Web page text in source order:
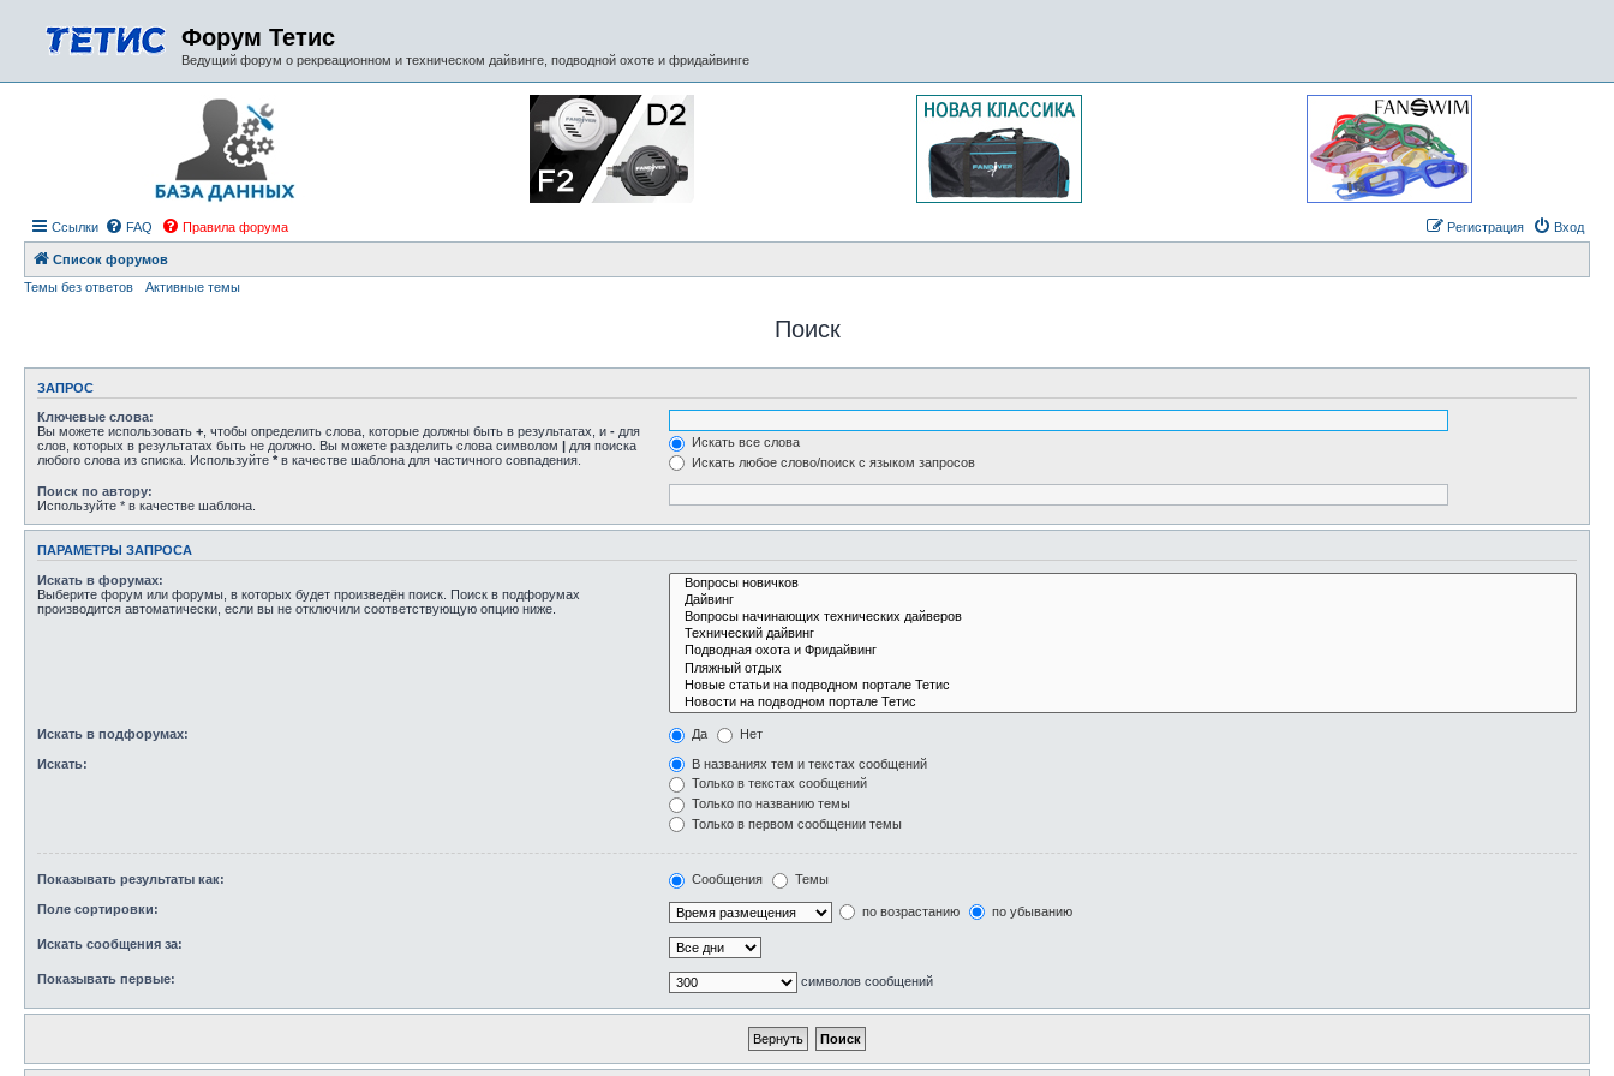
Форум Тетис
Ведущий форум о рекреационном и техническом дайвинге, подводной охоте и фридайвинге
Ссылки FAQ Правила форума Вход
Регистрация
Список форумов
Темы без ответов
Активные темы
Поиск
ЗАПРОС
Ключевые слова:
Вы можете использовать + , чтобы определить слова, которые должны быть в результатах, и - для
слов, которых в результатах быть не должно. Вы можете разделить слова символом | для поиска
любого слова из списка. Используйте * в качестве шаблона для частичного совпадения.
Искать все слова
Искать любое слово/поиск с языком запросов
Поиск по автору:
Используйте * в качестве шаблона.
ПАРАМЕТРЫ ЗАПРОСА
Искать в форумах:
Выберите форум или форумы, в которых будет произведён поиск. Поиск в подфорумах
производится автоматически, если вы не отключили соответствующую опцию ниже.
Искать в подфорумах: Да Нет
Искать:
В названиях тем и текстах сообщений
Только в текстах сообщений
Только по названию темы
Только в первом сообщении темы
Показывать результаты как: Сообщения Темы
Поле сортировки: по возрастанию по убыванию
Искать сообщения за:
Показывать первые: символов сообщений